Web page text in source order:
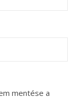
mentése a